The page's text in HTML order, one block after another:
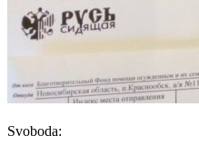
Svoboda: